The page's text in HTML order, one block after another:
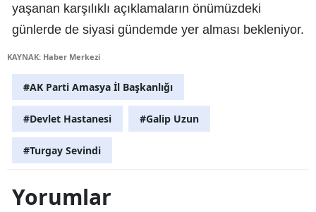
yaşanan karşılıklı açıklamaların önümüzdeki
günlerde de siyasi gündemde yer alması bekleniyor.
KAYNAK: Haber Merkezi
#AK Parti Amasya İl Başkanlığı
#Devlet Hastanesi #Galip Uzun
#Turgay Sevindi
Yorumlar